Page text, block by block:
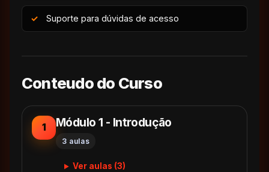
Suporte para dúvidas de acesso
Conteudo do Curso
1 Módulo 1 - Introdução
3 aulas
Ver aulas (3)